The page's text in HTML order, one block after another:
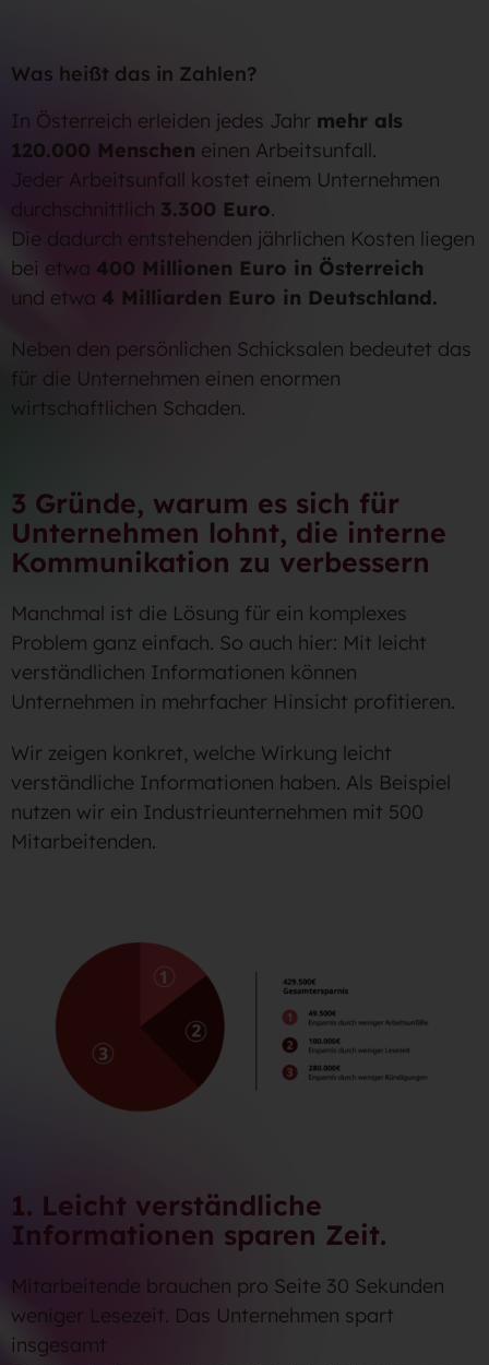
Was heißt das in Zahlen?
In Österreich erleiden jedes Jahr mehr als
120.000 Menschen einen Arbeitsunfall.
Jeder Arbeitsunfall kostet einem Unternehmen
durchschnittlich 3.300 Euro.
Die dadurch entstehenden jährlichen Kosten liegen
bei etwa 400 Millionen Euro in Österreich
und etwa 4 Milliarden Euro in Deutschland.
Neben den persönlichen Schicksalen bedeutet das
für die Unternehmen einen enormen
wirtschaftlichen Schaden.
3 Gründe, warum es sich für
Unternehmen lohnt, die interne
Kommunikation zu verbessern
Manchmal ist die Lösung für ein komplexes
Problem ganz einfach. So auch hier: Mit leicht
verständlichen Informationen können
Unternehmen in mehrfacher Hinsicht profitieren.
Wir zeigen konkret, welche Wirkung leicht
verständliche Informationen haben. Als Beispiel
nutzen wir ein Industrieunternehmen mit 500
Mitarbeitenden.
1. Leicht verständliche
Informationen sparen Zeit.
Mitarbeitende brauchen pro Seite 30 Sekunden
weniger Lesezeit. Das Unternehmen spart
insgesamt